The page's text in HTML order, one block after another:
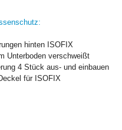
hinten ISOFIX
Unterboden verschweißt
4 Stück aus- und einbauen
für ISOFIX